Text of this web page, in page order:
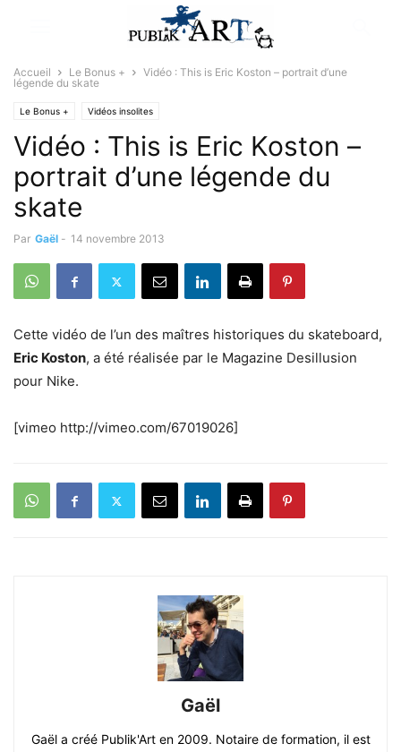
Accueil Le Bonus +
Vidéo : This is Eric Koston – portrait d’une
légende du skate
Le Bonus + Vidéos insolites
Vidéo : This is Eric Koston –
portrait d’une légende du
skate
Par Gaël - 14 novembre 2013
Cette vidéo de l’un des maîtres historiques du skateboard,
Eric Koston, a été réalisée par le Magazine Desillusion
pour Nike.
[vimeo http://vimeo.com/67019026]
Gaël
Gaël a créé Publik'Art en 2009. Notaire de formation, il est